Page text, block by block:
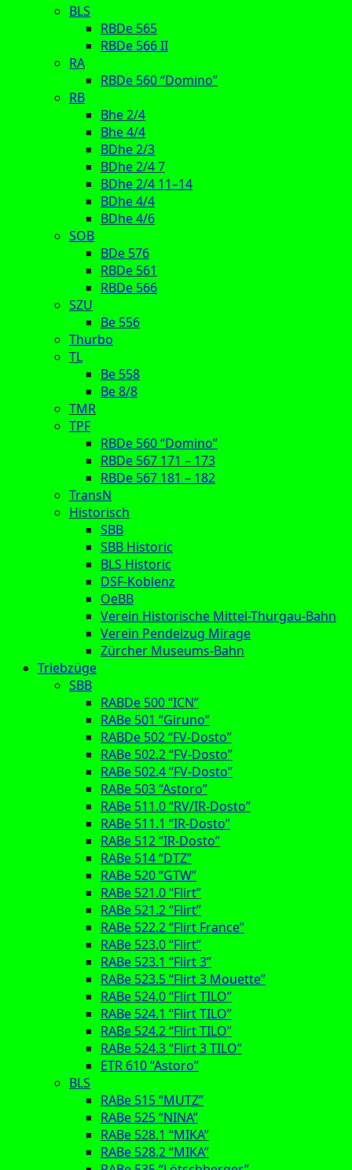
BLS
RBDe 565
RBDe 566 II
RA
RBDe 560 “Domino”
RB
Bhe 2/4
Bhe 4/4
BDhe 2/3
BDhe 2/4 7
BDhe 2/4 11–14
BDhe 4/4
BDhe 4/6
SOB
BDe 576
RBDe 561
RBDe 566
SZU
Be 556
Thurbo
TL
Be 558
Be 8/8
TMR
TPF
RBDe 560 “Domino”
RBDe 567 171 – 173
RBDe 567 181 – 182
TransN
Historisch
SBB
SBB Historic
BLS Historic
DSF-Koblenz
OeBB
Verein Historische Mittel-Thurgau-Bahn
Verein Pendelzug Mirage
Zürcher Museums-Bahn
Triebzüge
SBB
RABDe 500 “ICN”
RABe 501 “Giruno”
RABDe 502 “FV-Dosto”
RABe 502.2 “FV-Dosto”
RABe 502.4 “FV-Dosto”
RABe 503 “Astoro”
RABe 511.0 “RV/IR-Dosto”
RABe 511.1 “IR-Dosto”
RABe 512 “IR-Dosto”
RABe 514 “DTZ”
RABe 520 “GTW”
RABe 521.0 “Flirt”
RABe 521.2 “Flirt”
RABe 522.2 “Flirt France”
RABe 523.0 “Flirt”
RABe 523.1 “Flirt 3”
RABe 523.5 “Flirt 3 Mouette”
RABe 524.0 “Flirt TILO”
RABe 524.1 “Flirt TILO”
RABe 524.2 “Flirt TILO”
RABe 524.3 “Flirt 3 TILO”
ETR 610 “Astoro”
BLS
RABe 515 “MUTZ”
RABe 525 “NINA”
RABe 528.1 “MIKA”
RABe 528.2 “MIKA”